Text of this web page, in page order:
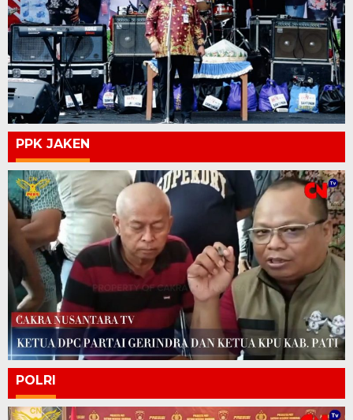
PPK JAKEN
POLRI